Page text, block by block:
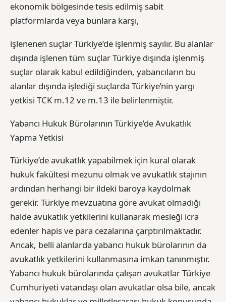
ekonomik bölgesinde tesis edilmiş sabit
platformlarda veya bunlara karşı,
işlenenen suçlar Türkiye’de işlenmiş sayılır. Bu alanlar
dışında işlenen tüm suçlar Türkiye dışında işlenmiş
suçlar olarak kabul edildiğinden, yabancıların bu
alanlar dışında işlediği suçlarda Türkiye’nin yargı
yetkisi TCK m.12 ve m.13 ile belirlenmiştir.
Yabancı Hukuk Bürolarının Türkiye’de Avukatlık
Yapma Yetkisi
Türkiye’de avukatlık yapabilmek için kural olarak
hukuk fakültesi mezunu olmak ve avukatlık stajının
ardından herhangi bir ildeki baroya kaydolmak
gerekir. Türkiye mevzuatına göre avukat olmadığı
halde avukatlık yetkilerini kullanarak mesleği icra
edenler hapis ve para cezalarına çarptırılmaktadır.
Ancak, belli alanlarda yabancı hukuk bürolarının da
avukatlık yetkilerini kullanmasına imkan tanınmıştır.
Yabancı hukuk bürolarında çalışan avukatlar Türkiye
Cumhuriyeti vatandaşı olan avukatlar olsa bile, ancak